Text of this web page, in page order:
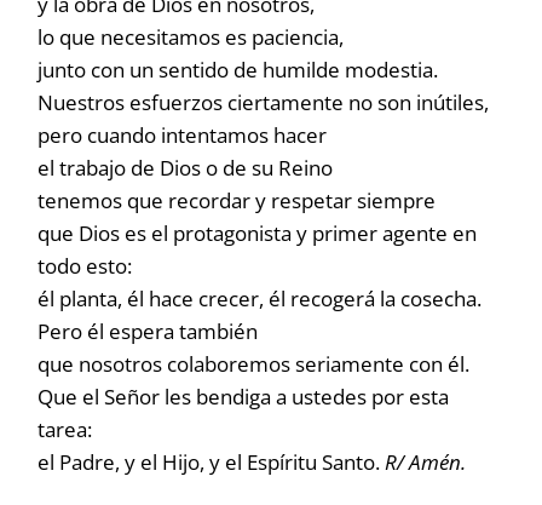
lo que necesitamos es paciencia,
junto con un sentido de humilde modestia.
Nuestros esfuerzos ciertamente no son inútiles,
pero cuando intentamos hacer
el trabajo de Dios o de su Reino
tenemos que recordar y respetar siempre
que Dios es el protagonista y primer agente en
todo esto:
él planta, él hace crecer, él recogerá la cosecha.
Pero él espera también
que nosotros colaboremos seriamente con él.
Que el Señor les bendiga a ustedes por esta
tarea:
el Padre, y el Hijo, y el Espíritu Santo.R/ Amén.